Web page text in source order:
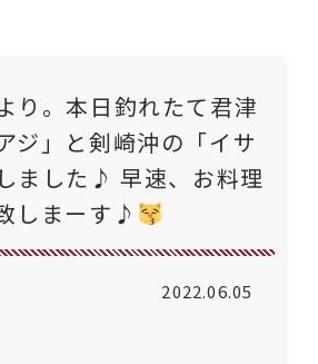
り。本日釣れたて君津
ジ」と剣崎沖の「イサ
ました♪ 早速、お料理
しまーす♪
2022.06.05